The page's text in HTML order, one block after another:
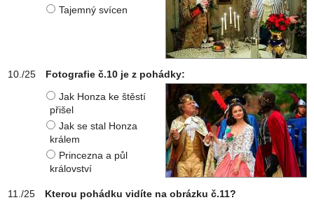
Tajemný svícen
Fotografie č.10 je z pohádky:
Jak Honza ke štěstí
přišel
Jak se stal Honza
králem
Princezna a půl
království
Kterou pohádku vidíte na obrázku č.11?